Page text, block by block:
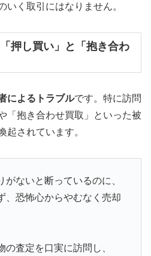
いく取引にはなりません。
押し買い」と「抱き合わ
によるトラブルです。特に訪問
「抱き合わせ買取」といった被
起されています。
がないと断っているのに、
、恐怖心からやむなく売却
の査定を口実に訪問し、